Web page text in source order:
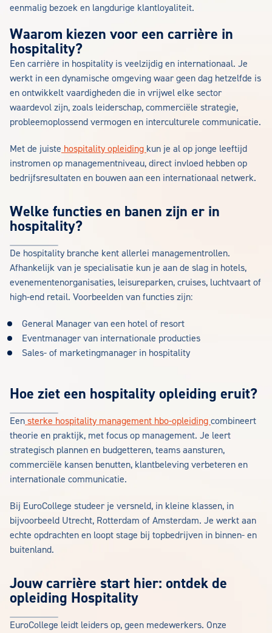
eenmalig bezoek en langdurige klantloyaliteit.
Waarom kiezen voor een carrière in
hospitality?
Een carrière in hospitality is veelzijdig en internationaal. Je
werkt in een dynamische omgeving waar geen dag hetzelfde is
en ontwikkelt vaardigheden die in vrijwel elke sector
waardevol zijn, zoals leiderschap, commerciële strategie,
probleemoplossend vermogen en interculturele communicatie.
Met de juiste hospitality opleiding kun je al op jonge leeftijd
instromen op managementniveau, direct invloed hebben op
bedrijfsresultaten en bouwen aan een internationaal netwerk.
Welke functies en banen zijn er in
hospitality?
De hospitality branche kent allerlei managementrollen.
Afhankelijk van je specialisatie kun je aan de slag in hotels,
evenementenorganisaties, leisureparken, cruises, luchtvaart of
high-end retail. Voorbeelden van functies zijn:
General Manager van een hotel of resort
Eventmanager van internationale producties
Sales- of marketingmanager in hospitality
Hoe ziet een hospitality opleiding eruit?
Een sterke hospitality management hbo-opleiding combineert
theorie en praktijk, met focus op management. Je leert
strategisch plannen en budgetteren, teams aansturen,
commerciële kansen benutten, klantbeleving verbeteren en
internationale communicatie.
Bij EuroCollege studeer je versneld, in kleine klassen, in
bijvoorbeeld Utrecht, Rotterdam of Amsterdam. Je werkt aan
echte opdrachten en loopt stage bij topbedrijven in binnen- en
buitenland.
Jouw carrière start hier: ontdek de
opleiding Hospitality
EuroCollege leidt leiders op, geen medewerkers. Onze